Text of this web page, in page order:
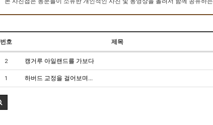
번호 제목
2 캥거루 아일랜드를 가보다
1 하버드 교정을 걸어보며...